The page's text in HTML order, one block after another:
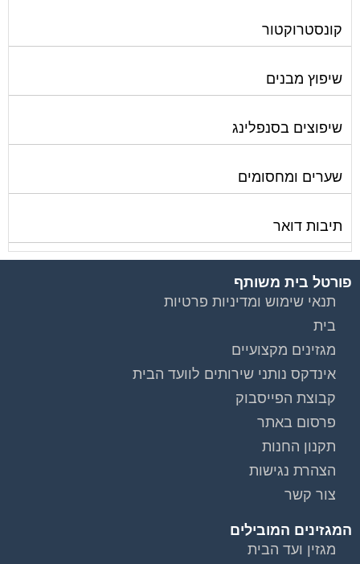
קונסטרוקטור
שיפוץ מבנים
שיפוצים בסנפלינג
שערים ומחסומים
תיבות דואר
פורטל בית משותף
תנאי שימוש ומדיניות פרטיות
בית
מגזינים מקצועיים
אינדקס נותני שירותים לוועד הבית
קבוצת הפייסבוק
פרסום באתר
תקנון החנות
הצהרת נגישות
צור קשר
המגזינים המובילים
מגזין ועד הבית